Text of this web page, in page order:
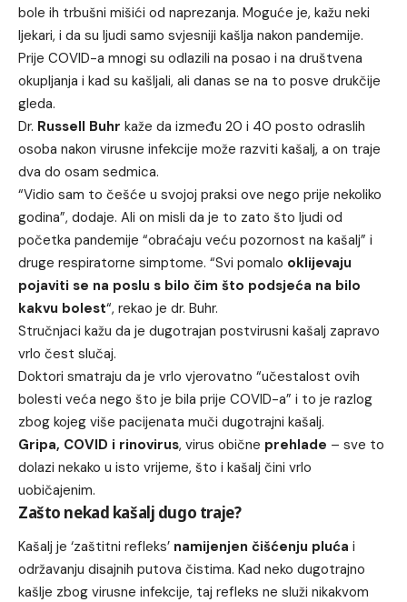
bole ih trbušni mišići od naprezanja. Moguće je, kažu neki
ljekari, i da su ljudi samo svjesniji kašlja nakon pandemije.
Prije COVID-a mnogi su odlazili na posao i na društvena
okupljanja i kad su kašljali, ali danas se na to posve drukčije
gleda.
Dr. Russell Buhr kaže da između 20 i 40 posto odraslih
osoba nakon virusne infekcije može razviti kašalj, a on traje
dva do osam sedmica.
“Vidio sam to češće u svojoj praksi ove nego prije nekoliko
godina”, dodaje. Ali on misli da je to zato što ljudi od
početka pandemije “obraćaju veću pozornost na kašalj” i
druge respiratorne simptome. “Svi pomalo oklijevaju
pojaviti se na poslu s bilo čim što podsjeća na bilo
kakvu bolest“, rekao je dr. Buhr.
Stručnjaci kažu da je dugotrajan postvirusni kašalj zapravo
vrlo čest slučaj.
Doktori smatraju da je vrlo vjerovatno “učestalost ovih
bolesti veća nego što je bila prije COVID-a” i to je razlog
zbog kojeg više pacijenata muči dugotrajni kašalj.
Gripa, COVID i rinovirus, virus obične prehlade – sve to
dolazi nekako u isto vrijeme, što i kašalj čini vrlo
uobičajenim.
Zašto nekad kašalj dugo traje?
Kašalj je ‘zaštitni refleks’ namijenjen čišćenju pluća i
održavanju disajnih putova čistima. Kad neko dugotrajno
kašlje zbog virusne infekcije, taj refleks ne služi nikakvom